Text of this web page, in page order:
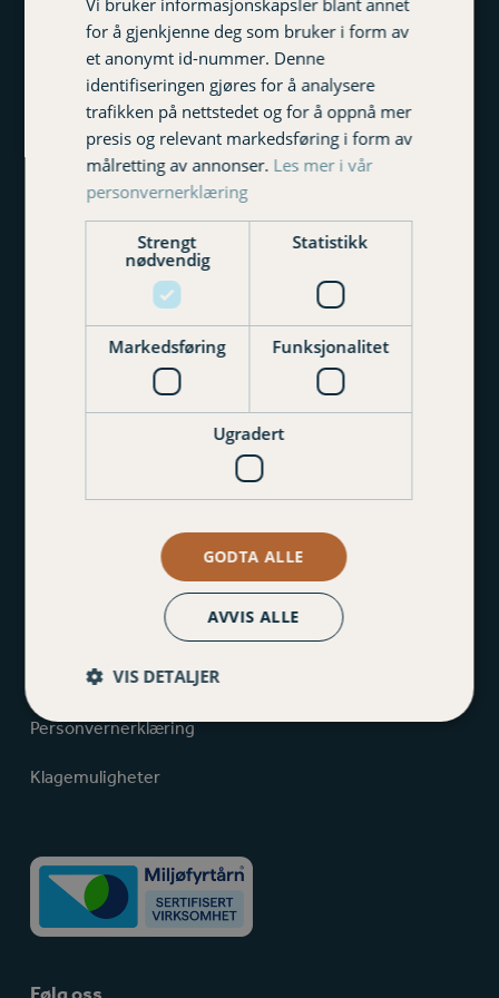
Fornavn
Etternavn
E-postadresse
Du kan når som helst melde deg av nyhetsbrevet
ved å klikke på "meld av" nederst i e-posten eller
sende oss en henvendelse på post@varigorkla.no
Meld på
Varig Orkla Forsikring
Tverradkomsten 23, 7300 Orkanger
Sluppenvegen 12E. 7037 Sluppen
post@varigorkla.no
Personvernerklæring
Klagemuligheter
for å gjenkjenne deg som bruker i form av
et anonymt id-nummer. Denne
identifiseringen gjøres for å analysere
trafikken på nettstedet og for å oppnå mer
presis og relevant markedsføring i form av
målretting av annonser. Les mer i vår
personvernerklæring
Strengt
nødvendig
Statistikk
Markedsføring Funksjonalitet
Ugradert
GODTA ALLE
AVVIS ALLE
VIS DETALJER